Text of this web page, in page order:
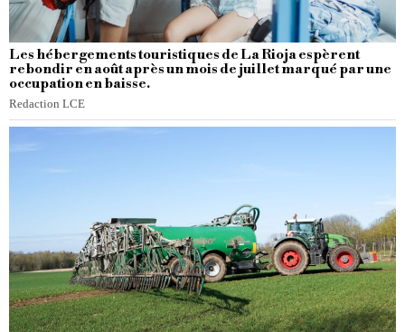
Les hébergements touristiques de La Rioja espèrent
rebondir en août après un mois de juillet marqué par une
occupation en baisse.
Redaction LCE